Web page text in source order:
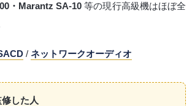
・Marantz SA-10 等の現行高級機はほぼ全
/ ネットワークオーディオ
した人